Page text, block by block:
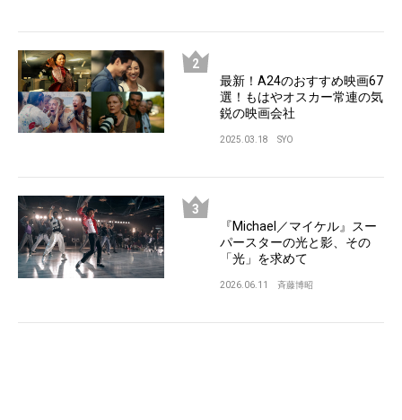
最新！A24のおすすめ映画67
選！もはやオスカー常連の気
鋭の映画会社
2025.03.18 SYO
『Michael／マイケル』スー
パースターの光と影、その
「光」を求めて
2026.06.11 斉藤博昭